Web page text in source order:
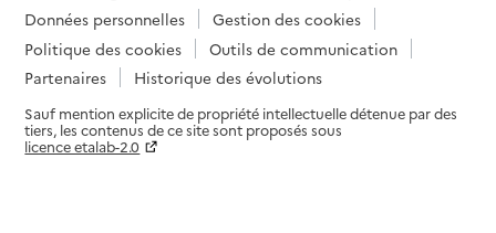
Données personnelles
Gestion des cookies
Politique des cookies
Outils de communication
Partenaires
Historique des évolutions
Sauf mention explicite de propriété intellectuelle détenue par des
tiers, les contenus de ce site sont proposés sous
licence etalab-2.0